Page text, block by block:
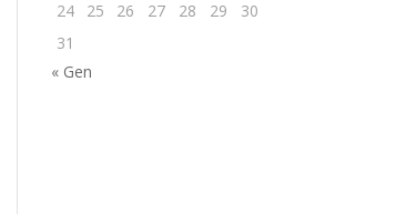
24
25 26 27 28 29
30
31
« Gen